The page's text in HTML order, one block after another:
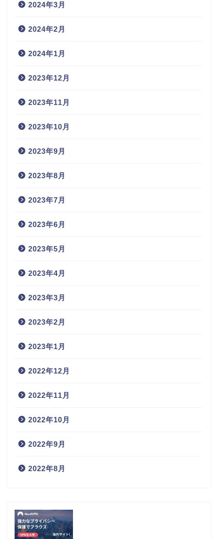
2024年3月
2024年2月
2024年1月
2023年12月
2023年11月
2023年10月
2023年9月
2023年8月
2023年7月
2023年6月
2023年5月
2023年4月
2023年3月
2023年2月
2023年1月
2022年12月
2022年11月
2022年10月
2022年9月
2022年8月